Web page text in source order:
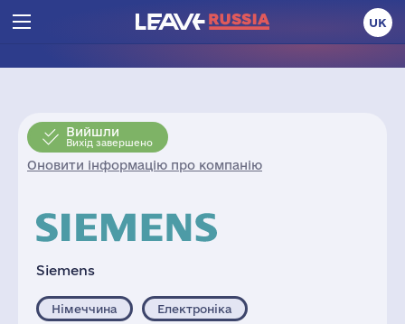
UK
Вийшли
Вихід завершено
Оновити інформацію про компанію
Siemens
Німеччина Електроніка